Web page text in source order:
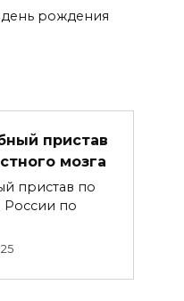
день рождения
пристав
мозга
пристав по
по
25